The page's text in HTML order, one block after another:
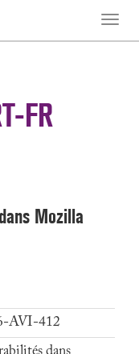
Toggle
FR
Mozilla
AVI-412